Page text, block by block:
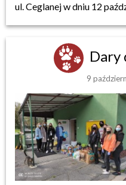
ul. Ceglanej w dniu 12
Dary
9